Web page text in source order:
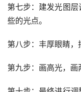
第七步：建发光图
些的光点。
第八步：丰厚眼睛，
第九步：画高光，画